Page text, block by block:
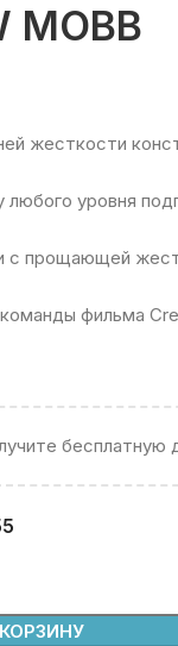
MOBB
жесткости
уровня
с прощающей
фильма
бесплатную